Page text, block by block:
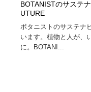
BOTANISTのサステ
UTURE
ボタニストのサステナ
います。植物と人が、
に。BOTANI...